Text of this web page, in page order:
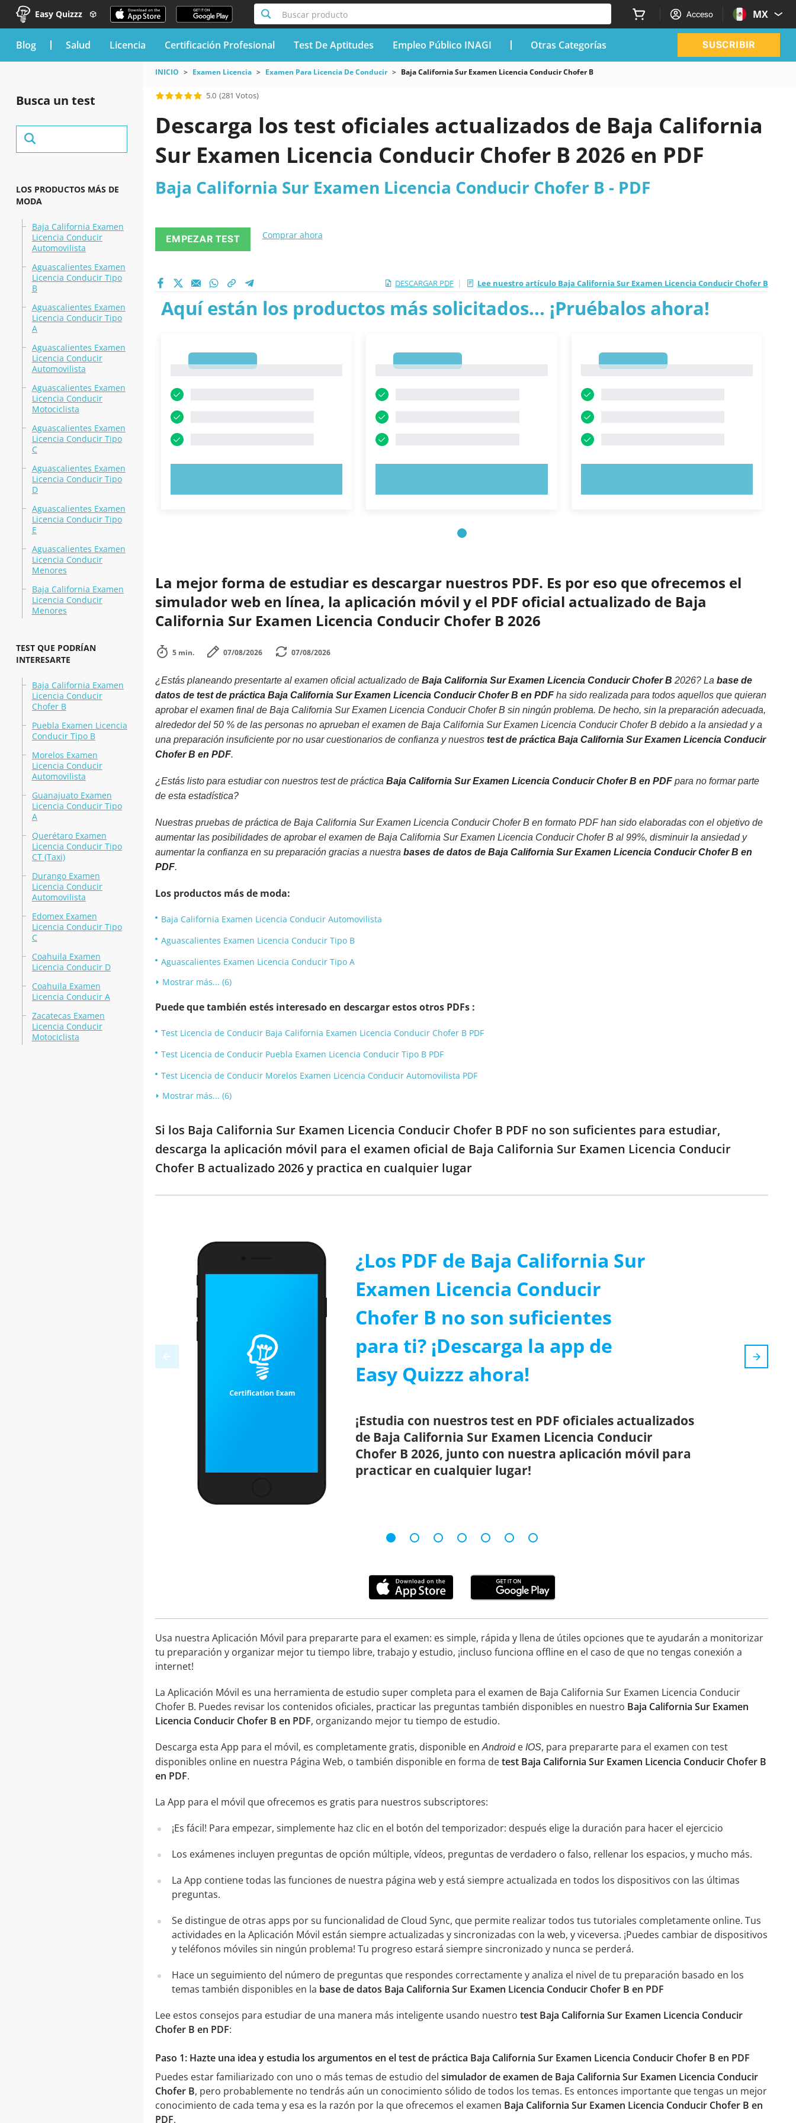
Easy Quizzz Buscar producto Acceso MX
blog Salud Licencia Certificación Profesional Test De Aptitudes Empleo Público INAGI Otras Categorías SUSCRIBIR
Busca un test
LOS PRODUCTOS MÁS DE
MODA
Baja California Examen
Licencia Conducir
Automovilista
Aguascalientes Examen
Licencia Conducir Tipo
B
Aguascalientes Examen
Licencia Conducir Tipo
A
Aguascalientes Examen
Licencia Conducir
Automovilista
Aguascalientes Examen
Licencia Conducir
Motociclista
Aguascalientes Examen
Licencia Conducir Tipo
C
Aguascalientes Examen
Licencia Conducir Tipo
D
Aguascalientes Examen
Licencia Conducir Tipo
E
Aguascalientes Examen
Licencia Conducir
Menores
Baja California Examen
Licencia Conducir
Menores
TEST QUE PODRÍAN
INTERESARTE
Baja California Examen
Licencia Conducir
Chofer B
Puebla Examen Licencia
Conducir Tipo B
Morelos Examen
Licencia Conducir
Automovilista
Guanajuato Examen
Licencia Conducir Tipo
A
Querétaro Examen
Licencia Conducir Tipo
CT (Taxi)
Durango Examen
Licencia Conducir
Automovilista
Edomex Examen
Licencia Conducir Tipo
C
Coahuila Examen
Licencia Conducir D
Coahuila Examen
Licencia Conducir A
Zacatecas Examen
Licencia Conducir
Motociclista
INICIO Examen Licencia Examen Para Licencia De Conducir Baja California Sur Examen Licencia Conducir Chofer B
5.0 (281 Votos)
Descarga los test oficiales actualizados de Baja California
Sur Examen Licencia Conducir Chofer B 2026 en PDF
Baja California Sur Examen Licencia Conducir Chofer B - PDF
EMPEZAR TEST Comprar ahora
DESCARGAR PDF | Lee nuestro artículo Baja California Sur Examen Licencia Conducir Chofer B
Aquí están los productos más solicitados... ¡Pruébalos ahora!
La mejor forma de estudiar es descargar nuestros PDF. Es por eso que ofrecemos el
simulador web en línea, la aplicación móvil y el PDF oficial actualizado de Baja
California Sur Examen Licencia Conducir Chofer B 2026
5 min. 07/08/2026 07/08/2026
¿Estás planeando presentarte al examen oficial actualizado de Baja California Sur Examen Licencia Conducir Chofer B 2026? La base de
datos de test de práctica Baja California Sur Examen Licencia Conducir Chofer B en PDFha sido realizada para todos aquellos que quieran
aprobar el examen final de Baja California Sur Examen Licencia Conducir Chofer B sin ningún problema. De hecho, sin la preparación adecuada,
alrededor del 50 % de las personas no aprueban el examen de Baja California Sur Examen Licencia Conducir Chofer B debido a la ansiedad y a
una preparación insuficiente por no usar cuestionarios de confianza y nuestros test de práctica Baja California Sur Examen Licencia Conducir
Chofer B en PDF.
¿Estás listo para estudiar con nuestros test de práctica Baja California Sur Examen Licencia Conducir Chofer B en PDFpara no formar parte
de esta estadística?
Nuestras pruebas de práctica de Baja California Sur Examen Licencia Conducir Chofer B en formato PDF han sido elaboradas con el objetivo de
aumentar las posibilidades de aprobar el examen de Baja California Sur Examen Licencia Conducir Chofer B al 99%, disminuir la ansiedad y
aumentar la confianza en su preparación gracias a nuestra bases de datos de Baja California Sur Examen Licencia Conducir Chofer B en
PDF.
Los productos más de moda:
Baja California Examen Licencia Conducir Automovilista
Aguascalientes Examen Licencia Conducir Tipo B
Aguascalientes Examen Licencia Conducir Tipo A
Mostrar más... (6)
Puede que también estés interesado en descargar estos otros PDFs :
Test Licencia de Conducir Baja California Examen Licencia Conducir Chofer B PDF
Test Licencia de Conducir Puebla Examen Licencia Conducir Tipo B PDF
Test Licencia de Conducir Morelos Examen Licencia Conducir Automovilista PDF
Mostrar más... (6)
Si los Baja California Sur Examen Licencia Conducir Chofer B PDF no son suficientes para estudiar,
descarga la aplicación móvil para el examen oficial de Baja California Sur Examen Licencia Conducir
Chofer B actualizado 2026 y practica en cualquier lugar
¿Los PDF de Baja California Sur
Examen Licencia Conducir
Chofer B no son suficientes
para ti? ¡Descarga la app de
Easy Quizzz ahora!
¡Estudia con nuestros test en PDF oficiales actualizados
de Baja California Sur Examen Licencia Conducir
Chofer B 2026, junto con nuestra aplicación móvil para
practicar en cualquier lugar!
Usa nuestra Aplicación Móvil para prepararte para el examen: es simple, rápida y llena de útiles opciones que te ayudarán a monitorizar
tu preparación y organizar mejor tu tiempo libre, trabajo y estudio, ¡incluso funciona offline en el caso de que no tengas conexión a
internet!
La Aplicación Móvil es una herramienta de estudio super completa para el examen de Baja California Sur Examen Licencia Conducir
Chofer B. Puedes revisar los contenidos oficiales, practicar las preguntas también disponibles en nuestro Baja California Sur Examen
Licencia Conducir Chofer B en PDF, organizando mejor tu tiempo de estudio.
Descarga esta App para el móvil, es completamente gratis, disponible enAndroide IOS, para prepararte para el examen con test
disponibles online en nuestra Página Web, o también disponible en forma detest Baja California Sur Examen Licencia Conducir Chofer B
en PDF.
La App para el móvil que ofrecemos es gratis para nuestros subscriptores:
¡Es fácil! Para empezar, simplemente haz clic en el botón del temporizador: después elige la duración para hacer el ejercicio
Los exámenes incluyen preguntas de opción múltiple, vídeos, preguntas de verdadero o falso, rellenar los espacios, y mucho más.
La App contiene todas las funciones de nuestra página web y está siempre actualizada en todos los dispositivos con las últimas
preguntas.
Se distingue de otras apps por su funcionalidad de Cloud Sync, que permite realizar todos tus tutoriales completamente online. Tus
actividades en la Aplicación Móvil están siempre actualizadas y sincronizadas con la web, y viceversa. ¡Puedes cambiar de dispositivos
y teléfonos móviles sin ningún problema! Tu progreso estará siempre sincronizado y nunca se perderá.
Hace un seguimiento del número de preguntas que respondes correctamente y analiza el nivel de tu preparación basado en los
temas también disponibles en la base de datos Baja California Sur Examen Licencia Conducir Chofer B en PDF
Lee estos consejos para estudiar de una manera más inteligente usando nuestro test Baja California Sur Examen Licencia Conducir
Chofer B en PDF:
Paso 1: Hazte una idea y estudia los argumentos en el test de práctica Baja California Sur Examen Licencia Conducir Chofer B en PDF
Puedes estar familiarizado con uno o más temas de estudio del simulador de examen de Baja California Sur Examen Licencia Conducir
Chofer B, pero probablemente no tendrás aún un conocimiento sólido de todos los temas. Es entonces importante que tengas un mejor
conocimiento de cada tema y esa es la razón por la que ofrecemos el examen Baja California Sur Examen Licencia Conducir Chofer B en
PDF.